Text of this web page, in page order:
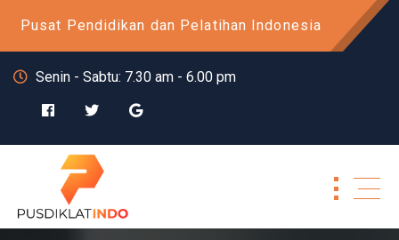
Pusat Pendidikan dan Pelatihan Indonesia
Senin - Sabtu: 7.30 am - 6.00 pm